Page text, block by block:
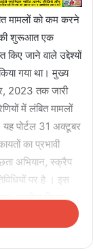
मामलों को कम करने
की शुरूआत एक
जाने वाले उद्देश्यों
गया था। मुख्य
2023 तक जारी
में लंबित मामलों
पोर्टल 31 अक्टूबर
का प्रभावी
अभियान, स्क्रैप
पर है । इस
प्रत्येक विभाग,
अभियान 3.0 के